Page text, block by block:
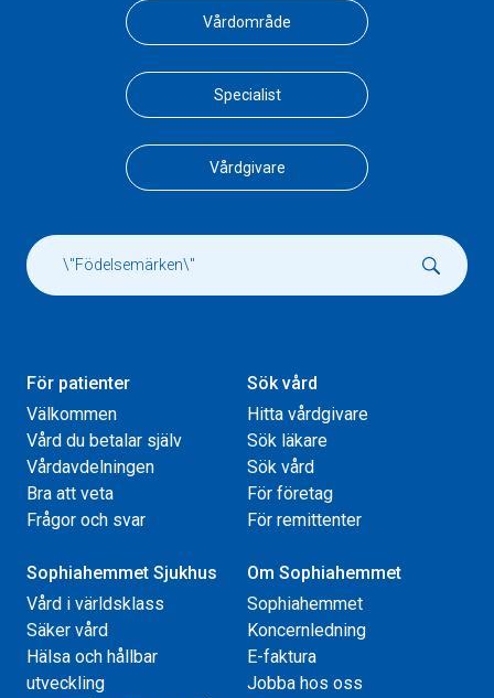
Vårdområde
Specialist
Vårdgivare
För patienter
Välkommen
Vård du betalar själv
Vårdavdelningen
Bra att veta
Frågor och svar
Sök vård
Hitta vårdgivare
Sök läkare
Sök vård
För företag
För remittenter
Sophiahemmet Sjukhus
Vård i världsklass
Säker vård
Hälsa och hållbar
utveckling
Om Sophiahemmet
Sophiahemmet
Koncernledning
E-faktura
Jobba hos oss